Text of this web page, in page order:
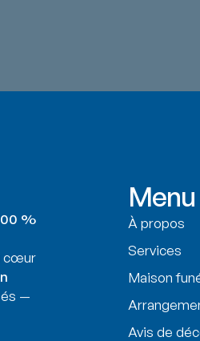
%
cœur
—
Menu
À propos
Services
Maison
Avis de